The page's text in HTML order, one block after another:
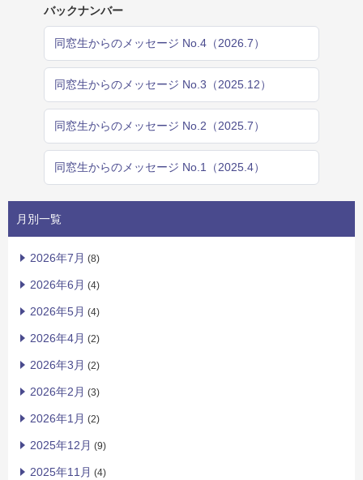
バックナンバー
同窓生からのメッセージ No.4（2026.7）
同窓生からのメッセージ No.3（2025.12）
同窓生からのメッセージ No.2（2025.7）
同窓生からのメッセージ No.1（2025.4）
月別一覧
2026年7月 (8)
2026年6月 (4)
2026年5月 (4)
2026年4月 (2)
2026年3月 (2)
2026年2月 (3)
2026年1月 (2)
2025年12月 (9)
2025年11月 (4)